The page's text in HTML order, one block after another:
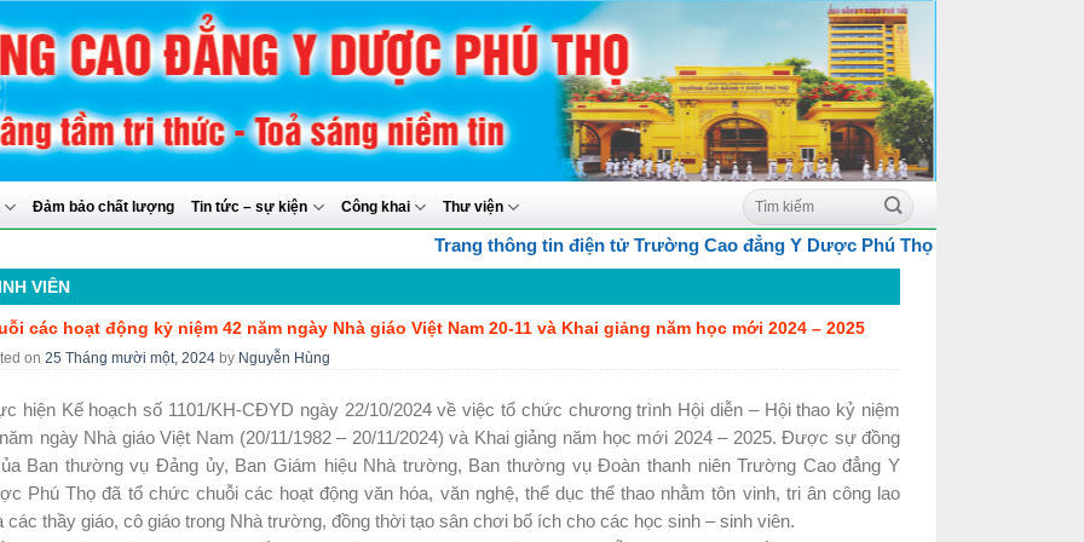
Đảm bảo chất lượng Tin tức – sự kiện Công khai Thư viện
Trang thông tin điện tử Trường Cao đẳng Y Dược Phú Thọ
VIÊN
các hoạt động kỷ niệm 42 năm ngày Nhà giáo Việt Nam 20-11 và Khai giảng năm học mới 2024 – 2025
on 25 Tháng mười một, 2024 by Nguyễn Hùng
hiện Kế hoạch số 1101/KH-CĐYD ngày 22/10/2024 về việc tổ chức chương trình Hội diễn – Hội thao kỷ niệm
ngày Nhà giáo Việt Nam (20/11/1982 – 20/11/2024) và Khai giảng năm học mới 2024 – 2025. Được sự đồng
Ban thường vụ Đảng ủy, Ban Giám hiệu Nhà trường, Ban thường vụ Đoàn thanh niên Trường Cao đẳng Y
Phú Thọ đã tổ chức chuỗi các hoạt động văn hóa, văn nghệ, thể dục thể thao nhằm tôn vinh, tri ân công lao
các thầy giáo, cô giáo trong Nhà trường, đồng thời tạo sân chơi bổ ích cho các học sinh – sinh viên.